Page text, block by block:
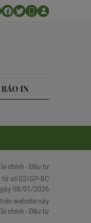
IN
chính - Đầu tư
tử số 02/GP-BC
08/01/2026
website này
chính - Đầu tư